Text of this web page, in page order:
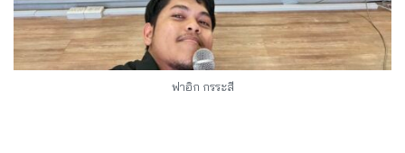
ฟาอิก กรระสี